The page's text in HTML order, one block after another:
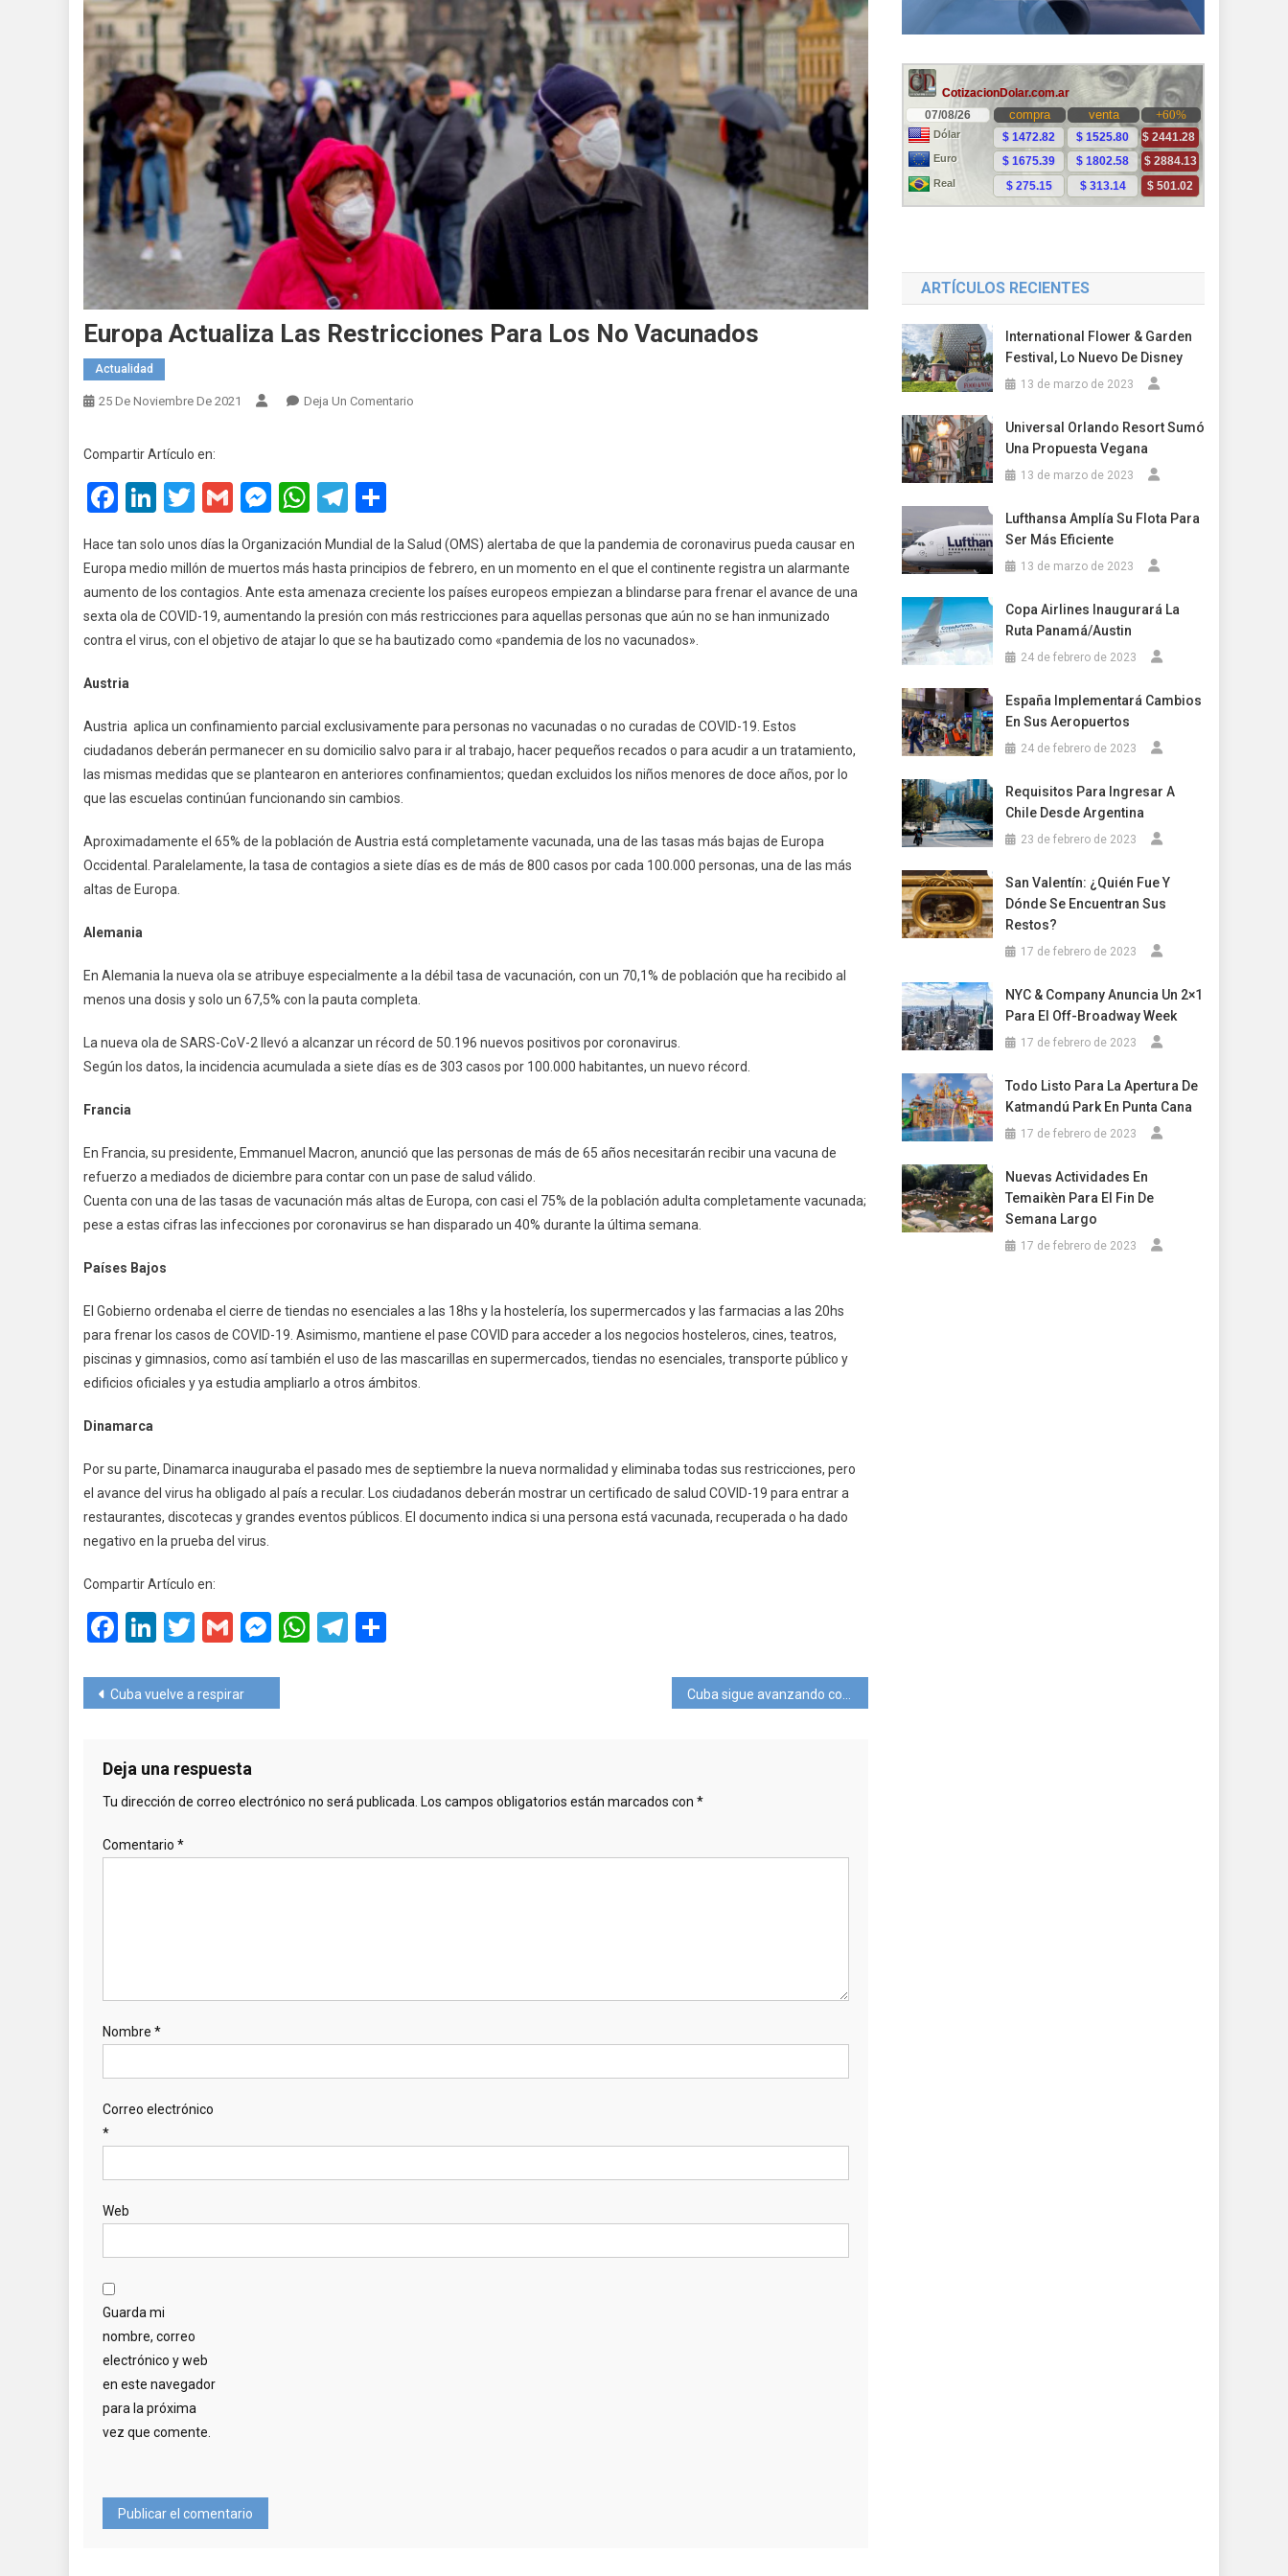
Europa Actualiza Las Restricciones Para Los No Vacunados
Actualidad
25 De Noviembre De 2021 Deja Un Comentario
No
Vacunados
Compartir Artículo en:
Facebook
LinkedIn
Twitter
GmailMessenger
WhatsApp
Telegram
Hace tan solo unos días la Organización Mundial de la Salud (OMS) alertaba de que la pandemia de coronavirus pueda causar en
Europa medio millón de muertos más hasta principios de febrero, en un momento en el que el continente registra un alarmante
aumento de los contagios. Ante esta amenaza creciente los países europeos empiezan a blindarse para frenar el avance de una
sexta ola de COVID-19, aumentando la presión con más restricciones para aquellas personas que aún no se han inmunizado
contra el virus, con el objetivo de atajar lo que se ha bautizado como «pandemia de los no vacunados».
Austria
Austria aplica un confinamiento parcial exclusivamente para personas no vacunadas o no curadas de COVID-19. Estos
ciudadanos deberán permanecer en su domicilio salvo para ir al trabajo, hacer pequeños recados o para acudir a un tratamiento,
las mismas medidas que se plantearon en anteriores confinamientos; quedan excluidos los niños menores de doce años, por lo
que las escuelas continúan funcionando sin cambios.
Aproximadamente el 65% de la población de Austria está completamente vacunada, una de las tasas más bajas de Europa
Occidental. Paralelamente, la tasa de contagios a siete días es de más de 800 casos por cada 100.000 personas, una de las más
altas de Europa.
Alemania
En Alemania la nueva ola se atribuye especialmente a la débil tasa de vacunación, con un 70,1% de población que ha recibido al
menos una dosis y solo un 67,5% con la pauta completa.
La nueva ola de SARS-CoV-2 llevó a alcanzar un récord de 50.196 nuevos positivos por coronavirus.
Según los datos, la incidencia acumulada a siete días es de 303 casos por 100.000 habitantes, un nuevo récord.
Francia
En Francia, su presidente, Emmanuel Macron, anunció que las personas de más de 65 años necesitarán recibir una vacuna de
refuerzo a mediados de diciembre para contar con un pase de salud válido.
Cuenta con una de las tasas de vacunación más altas de Europa, con casi el 75% de la población adulta completamente vacunada;
pese a estas cifras las infecciones por coronavirus se han disparado un 40% durante la última semana.
Países Bajos
El Gobierno ordenaba el cierre de tiendas no esenciales a las 18hs y la hostelería, los supermercados y las farmacias a las 20hs
para frenar los casos de COVID-19. Asimismo, mantiene el pase COVID para acceder a los negocios hosteleros, cines, teatros,
piscinas y gimnasios, como así también el uso de las mascarillas en supermercados, tiendas no esenciales, transporte público y
edificios oficiales y ya estudia ampliarlo a otros ámbitos.
Dinamarca
Por su parte, Dinamarca inauguraba el pasado mes de septiembre la nueva normalidad y eliminaba todas sus restricciones, pero
el avance del virus ha obligado al país a recular. Los ciudadanos deberán mostrar un certificado de salud COVID-19 para entrar a
restaurantes, discotecas y grandes eventos públicos. El documento indica si una persona está vacunada, recuperada o ha dado
negativo en la prueba del virus.
Compartir Artículo en:
Facebook
LinkedIn
Twitter
GmailMessenger
WhatsApp
Telegram
Navegación
entradas
Cuba vuelve a respirar
Deja una respuesta
Tu dirección de correo electrónico no será publicada. Los campos obligatorios están marcados con *
Comentario *
Nombre *
Correo electrónico
*
Web
Guarda mi
nombre, correo
electrónico y web
en este navegador
para la próxima
vez que comente.
ARTÍCULOS RECIENTES
International Flower & Garden
Festival, Lo Nuevo De Disney
13 de marzo de 2023
Universal Orlando Resort Sumó
Una Propuesta Vegana
13 de marzo de 2023
Lufthansa Amplía Su Flota Para
Ser Más Eficiente
13 de marzo de 2023
Copa Airlines Inaugurará La
Ruta Panamá/Austin
24 de febrero de 2023
España Implementará Cambios
En Sus Aeropuertos
24 de febrero de 2023
Requisitos Para Ingresar A
Chile Desde Argentina
23 de febrero de 2023
San Valentín: ¿Quién Fue Y
Dónde Se Encuentran Sus
Restos?
17 de febrero de 2023
NYC & Company Anuncia Un 2×1
Para El Off-Broadway Week
17 de febrero de 2023
Todo Listo Para La Apertura De
Katmandú Park En Punta Cana
17 de febrero de 2023
Nuevas Actividades En
Temaikèn Para El Fin De
Semana Largo
17 de febrero de 2023